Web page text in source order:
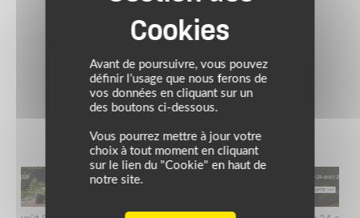
109.90 €
Gris/jaune fluo
Avant de poursuivre, vous pouvez
définir l’usage que nous ferons de
vos données en cliquant sur un
des boutons ci-dessous.
Vous pourrez mettre à jour votre
choix à tout moment en cliquant
sur le lien du "Cookie" en haut de
notre site.